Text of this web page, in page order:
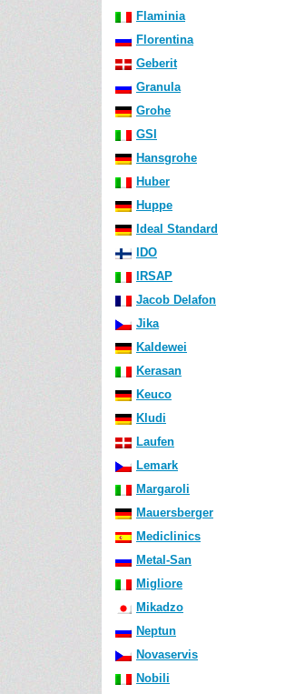
Flaminia
Florentina
Geberit
Granula
Grohe
GSI
Hansgrohe
Huber
Huppe
Ideal Standard
IDO
IRSAP
Jacob Delafon
Jika
Kaldewei
Kerasan
Keuco
Kludi
Laufen
Lemark
Margaroli
Mauersberger
Mediclinics
Metal-San
Migliore
Mikadzo
Neptun
Novaservis
Nobili